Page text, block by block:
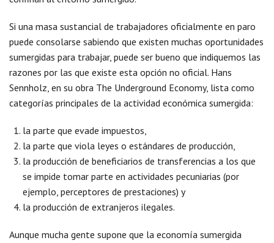
Si una masa sustancial de trabajadores oficialmente en paro
puede consolarse sabiendo que existen muchas oportunidades
sumergidas para trabajar, puede ser bueno que indiquemos las
razones por las que existe esta opción no oficial. Hans
Sennholz, en su obra The Underground Economy, lista como
categorías principales de la actividad económica sumergida:
la parte que evade impuestos,
la parte que viola leyes o estándares de producción,
la producción de beneficiarios de transferencias a los que
se impide tomar parte en actividades pecuniarias (por
ejemplo, perceptores de prestaciones) y
la producción de extranjeros ilegales.
Aunque mucha gente supone que la economía sumergida